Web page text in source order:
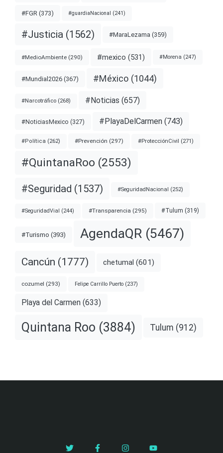
#FGR (373) #guardiaNacional (241)
#Justicia (1562) #MaraLezama (359)
#MedioAmbiente (290) #mexico (531) #Morena (247)
#Mundial2026 (367) #México (1044)
#Narcotráfico (268) #Noticias (657)
#NoticiasMexico (327) #PlayaDelCarmen (743)
#Política (262) #Prevención (297) #ProtecciónCivil (271)
#QuintanaRoo (2553)
#Seguridad (1537) #SeguridadNacional (252)
#SeguridadVial (244) #Transparencia (295) #Tulum (319)
#Turismo (393) AgendaQR (5467)
Cancún (1777) chetumal (601)
cozumel (293) Felipe Carrillo Puerto (237)
Playa del Carmen (633)
Quintana Roo (3884) Tulum (912)